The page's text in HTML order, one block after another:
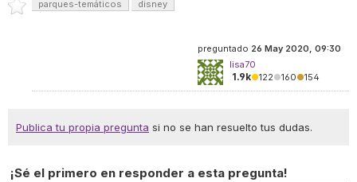
parques-temáticos disney
preguntado 26 May 2020, 09:30
lisa70
1.9k●122●160●154
Publica tu propia pregunta si no se han resuelto tus dudas.
¡Sé el primero en responder a esta pregunta!